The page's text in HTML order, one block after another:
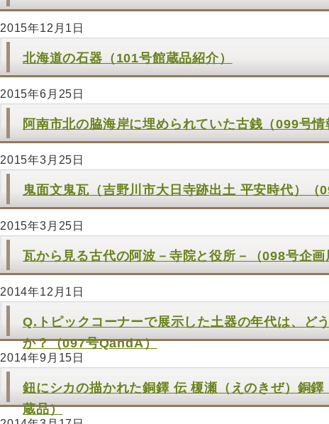
2015年12月1日
北海道の石器（101号館蔵品紹介）
2015年6月25日
阿南市北の脇海岸に埋められていた古銭（099号情
2015年3月25日
鬼面文鬼瓦（吉野川市大日寺跡出土 平安時代）（
2015年3月25日
瓦から見る古代の阿波－寺院と役所－（098号企画
2014年12月1日
Q.トピックコーナーで展示した土器の年代は、ど
か？（097号QandA）
2014年9月15日
鈕にシカの描かれた銅鐸 伝 榎瀬（えのきぜ）銅
蔵品）